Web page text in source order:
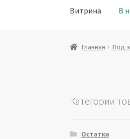
Витрина В
Главная Витрина
Главная Под
Категории
Остатки